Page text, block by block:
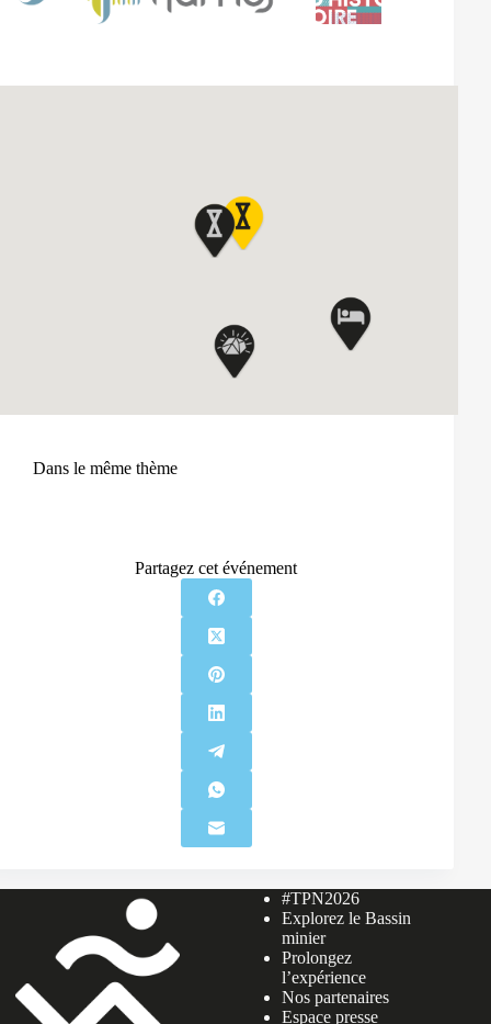
Dans le même thème
Partagez cet événement
#TPN2026
Explorez le Bassin
minier
Prolongez
l’expérience
Nos partenaires
Espace presse